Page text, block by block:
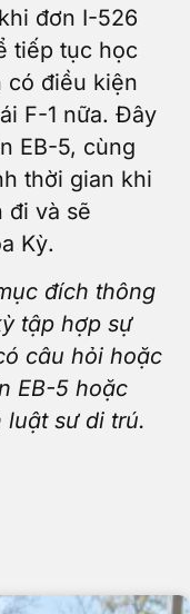
đơn I-526
tiếp tục học
có điều kiện
F-1 nữa. Đây
EB-5, cùng
thời gian khi
đi và sẽ
Kỳ.
đích thông
tập hợp sự
câu hỏi hoặc
EB-5 hoặc
luật sư di trú.